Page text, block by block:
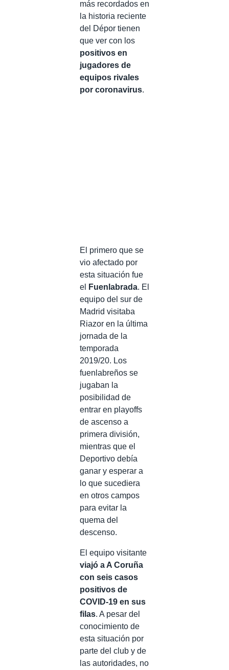
más recordados en
la historia reciente
del Dépor tienen
que ver con los
positivos en
jugadores de
equipos rivales
por coronavirus.
El primero que se
vio afectado por
esta situación fue
el
Fuenlabrada. El
equipo del sur de
Madrid visitaba
Riazor en la última
jornada de la
temporada
2019/20. Los
fuenlabreños se
jugaban la
posibilidad de
entrar en playoffs
de ascenso a
primera división,
mientras que el
Deportivo debía
ganar y esperar a
lo que sucediera
en otros campos
para evitar la
quema del
descenso.
El equipo visitante
viajó a A Coruña
con seis casos
positivos de
COVID-19 en sus
filas. A pesar del
conocimiento de
esta situación por
parte del club y de
las autoridades, no